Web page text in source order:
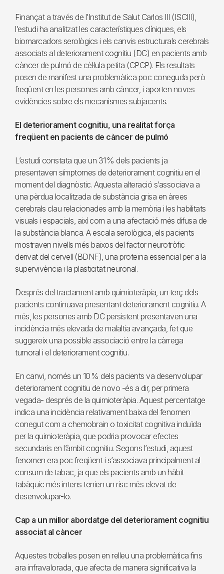
Finançat a través de l’Institut de Salut Carlos III (ISCIII),
l’estudi ha analitzat les característiques clíniques, els
biomarcadors serològics i els canvis estructurals cerebrals
associats al deteriorament cognitiu (DC) en pacients amb
càncer de pulmó de cèl·lula petita (CPCP). Els resultats
posen de manifest una problemàtica poc coneguda però
freqüent en les persones amb càncer, i aporten noves
evidències sobre els mecanismes subjacents.
El deteriorament cognitiu, una realitat força
freqüent en pacients de càncer de pulmó
L’estudi constata que un 31 % dels pacients ja
presentaven símptomes de deteriorament cognitiu en el
moment del diagnòstic. Aquesta alteració s’associava a
una pèrdua localitzada de substància grisa en àrees
cerebrals clau relacionades amb la memòria i les habilitats
visuals i espacials, així com a una afectació més difusa de
la substància blanca. A escala serològica, els pacients
mostraven nivells més baixos del factor neurotròfic
derivat del cervell (BDNF), una proteïna essencial per a la
supervivència i la plasticitat neuronal.
Després del tractament amb quimioteràpia, un terç dels
pacients continuava presentant deteriorament cognitiu. A
més, les persones amb DC persistent presentaven una
incidència més elevada de malaltia avançada, fet que
suggereix una possible associació entre la càrrega
tumoral i el deteriorament cognitiu.
En canvi, només un 10 % dels pacients va desenvolupar
deteriorament cognitiu de novo -és a dir, per primera
vegada- després de la quimioteràpia. Aquest percentatge
indica una incidència relativament baixa del fenomen
conegut com a chemobrain o toxicitat cognitiva induïda
per la quimioteràpia, que podria provocar efectes
secundaris en l’àmbit cognitiu. Segons l’estudi, aquest
fenomen era poc freqüent i s’associava principalment al
consum de tabac, ja que els pacients amb un hàbit
tabàquic més intens tenien un risc més elevat de
desenvolupar-lo.
Cap a un millor abordatge del deteriorament cognitiu
associat al càncer
Aquestes troballes posen en relleu una problemàtica fins
ara infravalorada, que afecta de manera significativa la